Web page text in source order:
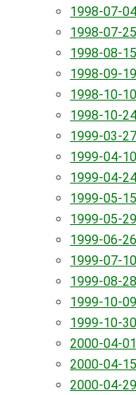
1998-07-04
1998-07-25
1998-08-15
1998-09-19
1998-10-10
1998-10-24
1999-03-27
1999-04-10
1999-04-24
1999-05-15
1999-05-29
1999-06-26
1999-07-10
1999-08-28
1999-10-09
1999-10-30
2000-04-01
2000-04-15
2000-04-29